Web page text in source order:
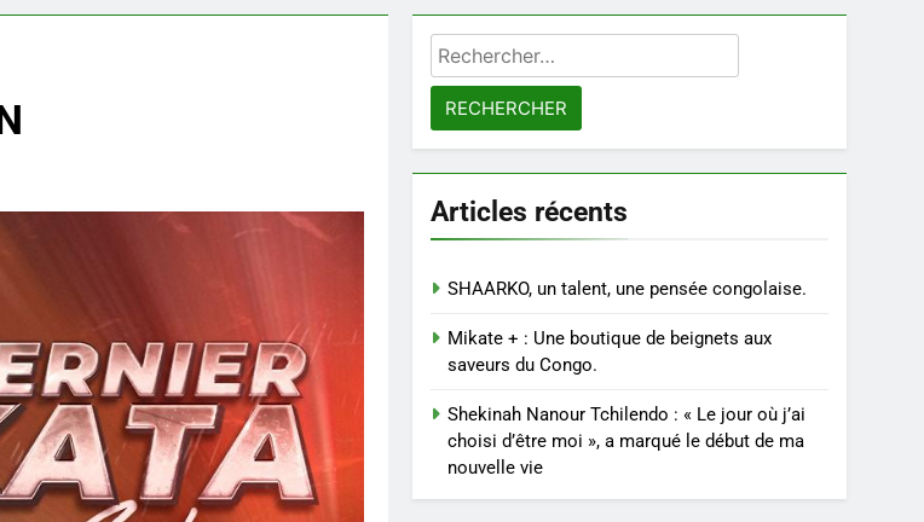
Rechercher :
Articles récents
SHAARKO, un talent, une pensée congolaise.
Mikate + : Une boutique de beignets aux
saveurs du Congo.
Shekinah Nanour Tchilendo : « Le jour où j’ai
choisi d’être moi », a marqué le début de ma
nouvelle vie